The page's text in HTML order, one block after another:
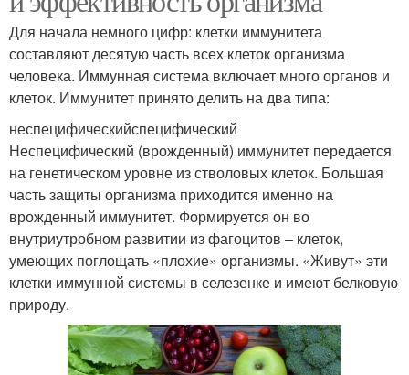
Для начала немного цифр: клетки иммунитета
составляют десятую часть всех клеток организма
человека. Иммунная система включает много органов и
клеток. Иммунитет принято делить на два типа:
неспецифическийспецифический
Неспецифический (врожденный) иммунитет передается
на генетическом уровне из стволовых клеток. Большая
часть защиты организма приходится именно на
врожденный иммунитет. Формируется он во
внутриутробном развитии из фагоцитов – клеток,
умеющих поглощать «плохие» организмы. «Живут» эти
клетки иммунной системы в селезенке и имеют белковую
природу.